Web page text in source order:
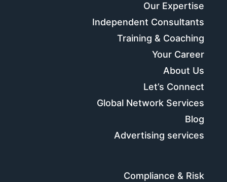
Our Expertise
Independent Consultants
Training & Coaching
Your Career
About Us
Let’s Connect
Global Network Services
Blog
Advertising services
Compliance & Risk